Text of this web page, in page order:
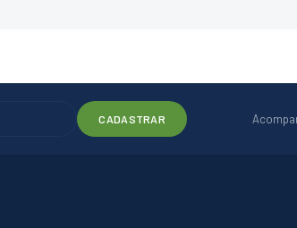
CADASTRAR